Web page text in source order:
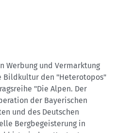
Werbung und Vermarktung
den "Heterotopos"
"Die Alpen. Der
der Bayerischen
und des Deutschen
Bergbegeisterung in